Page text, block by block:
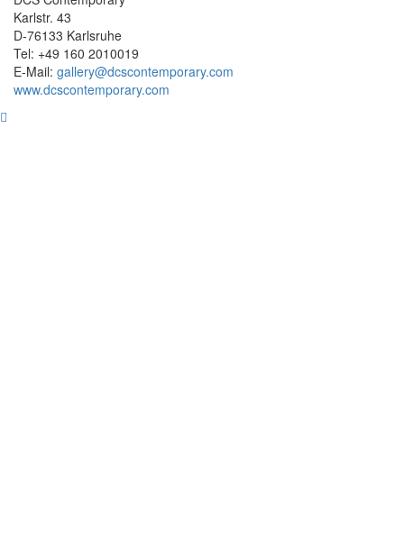
Karlstr. 43
D-76133 Karlsruhe
Tel: +49 160 2010019
E-Mail: gallery@dcscontemporary.com
www.dcscontemporary.com